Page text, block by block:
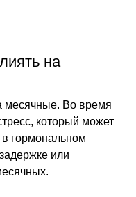
на
месячные. Во время
который может
гормональном
или